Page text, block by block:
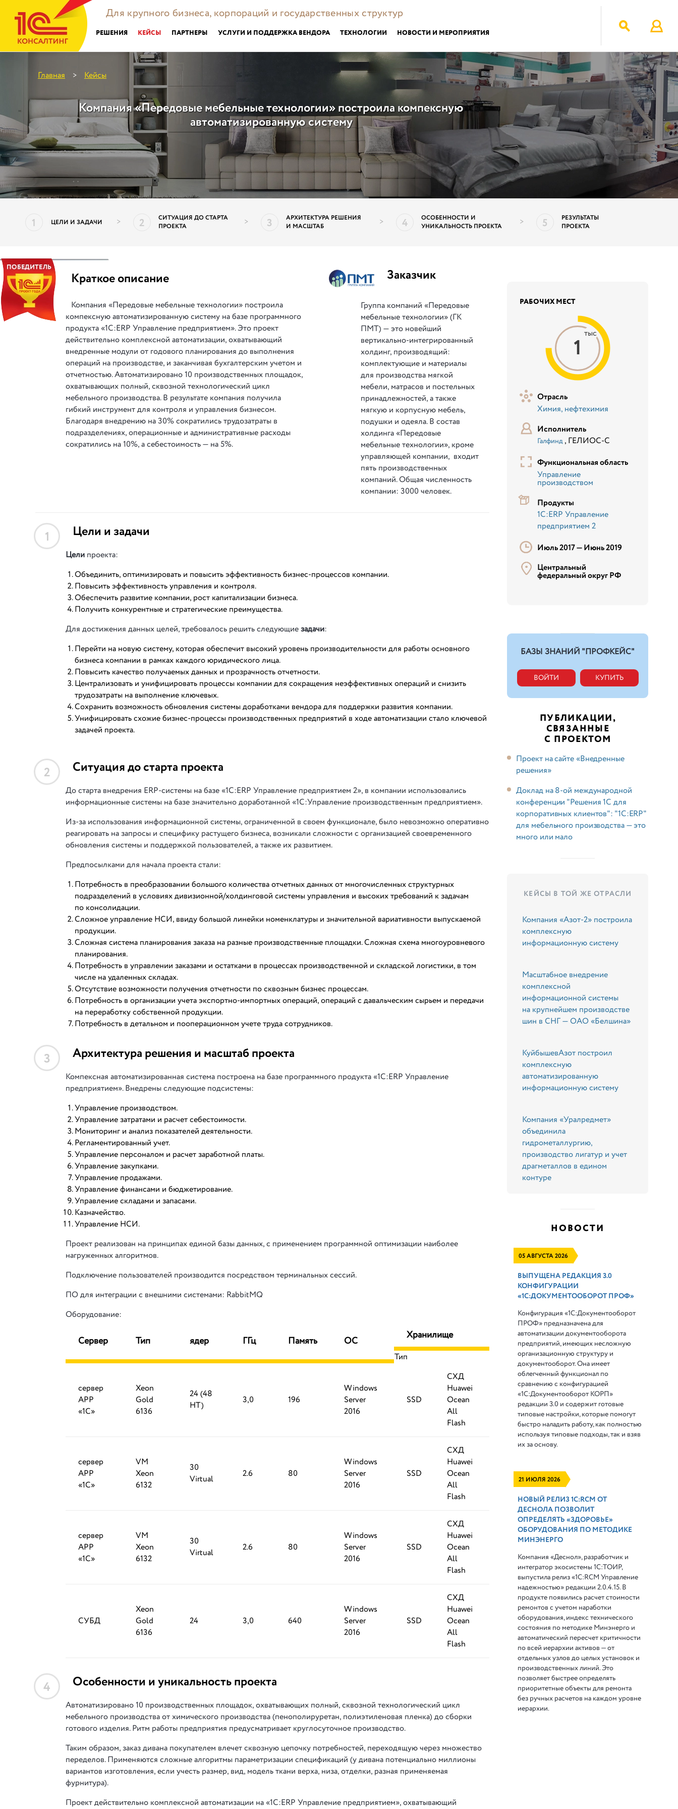
Для крупного бизнеса, корпораций и государственных структур
РЕШЕНИЯ КЕЙСЫ ПАРТНЕРЫ УСЛУГИ И ПОДДЕРЖКА ВЕНДОРА ТЕХНОЛОГИИ НОВОСТИ И МЕРОПРИЯТИЯ
Главная > Кейсы
Компания «Передовые мебельные технологии» построила компексную
автоматизированную систему
1 ЦЕЛИ И ЗАДАЧИ > 2
СИТУАЦИЯ ДО СТАРТА
ПРОЕКТА
> 3
АРХИТЕКТУРА РЕШЕНИЯ
И МАСШТАБ
> 4
ОСОБЕННОСТИ И
УНИКАЛЬНОСТЬ ПРОЕКТА
> 5
РЕЗУЛЬТАТЫ
ПРОЕКТА
|| Краткое описание
Компания «Передовые мебельные технологии» построила
компексную автоматизированную систему на базе программного
продукта «1С:ERP Управление предприятием». Это проект
действительно комплексной автоматизации, охватывающий
внедренные модули от годового планирования до выполнения
операций на производстве, и заканчивая бухгалтерским учетом и
отчетностью. Автоматизировано 10 производственных площадок,
охватывающих полный, сквозной технологический цикл
мебельного производства. В результате компания получила
гибкий инструмент для контроля и управления бизнесом.
Благодаря внедрению на 30% сократились трудозатраты в
подразделениях, операционные и административные расходы
сократились на 10%, а себестоимость — на 5%.
Заказчик
Группа компаний «Передовые
мебельные технологии» (ГК
ПМТ) — это новейший
вертикально-интегрированный
холдинг, производящий:
комплектующие и материалы
для производства мягкой
мебели, матрасов и постельных
принадлежностей, а также
мягкую и корпусную мебель,
подушки и одеяла. В состав
холдинга «Передовые
мебельные технологии», кроме
управляющей компании, входит
пять производственных
компаний. Общая численность
компании: 3000 человек.
1 Цели и задачи
Цели проекта:
Объединить, оптимизировать и повысить эффективность бизнес-процессов компании.
Повысить эффективность управления и контроля.
Обеспечить развитие компании, рост капитализации бизнеса.
Получить конкурентные и стратегические преимущества.
Для достижения данных целей, требовалось решить следующиезадачи:
Перейти на новую систему, которая обеспечит высокий уровень производительности для работы основного
бизнеса компании в рамках каждого юридического лица.
Повысить качество получаемых данных и прозрачность отчетности.
Централизовать и унифицировать процессы компании для сокращения неэффективных операций и снизить
трудозатраты на выполнение ключевых.
Сохранить возможность обновления системы доработками вендора для поддержки развития компании.
Унифицировать схожие бизнес-процессы производственных предприятий в ходе автоматизации стало ключевой
задачей проекта.
2 Ситуация до старта проекта
До старта внедрения ERP-системы на базе «1С:ERP Управление предприятием 2», в компании использовались
информационные системы на базе значительно доработанной «1С:Управление производственным предприятием».
Из-за использования информационной системы, ограниченной в своем функционале, было невозможно оперативно
реагировать на запросы и специфику растущего бизнеса, возникали сложности с организацией своевременного
обновления системы и поддержкой пользователей, а также их развитием.
Предпосылками для начала проекта стали:
Потребность в преобразовании большого количества отчетных данных от многочисленных структурных
подразделений в условиях дивизионной/холдинговой системы управления и высоких требований к задачам
по консолидации.
Сложное управление НСИ, ввиду большой линейки номенклатуры и значительной вариативности выпускаемой
продукции.
Сложная система планирования заказа на разные производственные площадки. Сложная схема многоуровневого
планирования.
Потребность в управлении заказами и остатками в процессах производственной и складской логистики, в том
числе на удаленных складах.
Отсутствие возможности получения отчетности по сквозным бизнес процессам.
Потребность в организации учета экспортно-импортных операций, операций с давальческим сырьем и передачи
на переработку собственной продукции.
Потребность в детальном и пооперационном учете труда сотрудников.
3 Архитектура решения и масштаб проекта
Компексная автоматизированная система построена на базе программного продукта «1С:ERP Управление
предприятием». Внедрены следующие подсистемы:
Управление производством.
Управление затратами и расчет себестоимости.
Мониторинг и анализ показателей деятельности.
Регламентированный учет.
Управление персоналом и расчет заработной платы.
Управление закупками.
Управление продажами.
Управление финансами и бюджетирование.
Управление складами и запасами.
Казначейство.
Управление НСИ.
Проект реализован на принципах единой базы данных, с применением программной оптимизации наиболее
нагруженных алгоритмов.
Подключение пользователей производится посредством терминальных сессий.
ПО для интеграции с внешними системами: RabbitMQ
Оборудование:
Сервер Тип ядер ГГц Память ОС Хранилище
Тип
сервер
APP
«1С»
Xeon
Gold
6136
24 (48
HT)
3,0 196
Windows
Server
2016
SSD
СХД
Huawei
Ocean
All
Flash
сервер
APP
«1С»
VM
Xeon
6132
30
Virtual
2.6 80
Windows
Server
2016
SSD
СХД
Huawei
Ocean
All
Flash
сервер
APP
«1С»
VM
Xeon
6132
30
Virtual
2.6 80
Windows
Server
2016
SSD
СХД
Huawei
Ocean
All
Flash
СУБД
Xeon
Gold
6136
24 3,0 640
Windows
Server
2016
SSD
СХД
Huawei
Ocean
All
Flash
4 Особенности и уникальность проекта
Автоматизировано 10 производственных площадок, охватывающих полный, сквозной технологический цикл
мебельного производства от химического производства (пенополируретан, полиэтиленовая пленка) до сборки
готового изделия. Ритм работы предприятия предусматривает круглосуточное производство.
Таким образом, заказ дивана покупателем влечет сквозную цепочку потребностей, переходящую через множество
переделов. Применяются сложные алгоритмы параметризации спецификаций (у дивана потенциально миллионы
вариантов изготовления, если учесть размер, вид, модель ткани верха, низа, отделки, разная применяемая
фурнитура).
Проект действительно комплексной автоматизации на «1С:ERP Управление предприятием», охватывающий
РАБОЧИХ МЕСТ
1
тыс
Отрасль
Химия, нефтехимия
Исполнитель
Галфинд , ГЕЛИОС-С
Функциональная область
Управление
производством
Продукты
1С:ERP Управление
предприятием 2
Июль 2017 —Июнь 2019
Центральный
федеральный округ РФ
БАЗЫ ЗНАНИЙ "ПРОФКЕЙС"
ВОЙТИ КУПИТЬ
ПУБЛИКАЦИИ,
СВЯЗАННЫЕ
С ПРОЕКТОМ
Проект на сайте «Внедренные
решения»
Доклад на 8-ой международной
конференции "Решения 1С для
корпоративных клиентов": "1С:ERP"
для мебельного производства — это
много или мало
КЕЙСЫ В ТОЙ ЖЕ ОТРАСЛИ
Компания «Азот-2» построила
комплексную
информационную систему
Масштабное внедрение
комплексной
информационной системы
на крупнейшем производстве
шин в СНГ — ОАО «Белшина»
КуйбышевАзот построил
комплексную
автоматизированную
информационную систему
Компания «Уралредмет»
объединила
гидрометаллургию,
производство лигатур и учет
драгметаллов в едином
контуре
НОВОСТИ
05 АВГУСТА 2026
ВЫПУЩЕНА РЕДАКЦИЯ 3.0
КОНФИГУРАЦИИ
«1С:ДОКУМЕНТООБОРОТ ПРОФ»
Конфигурация «1С:Документооборот
ПРОФ» предназначена для
автоматизации документооборота
предприятий, имеющих несложную
организационную структуру и
документооборот. Она имеет
облегченный функционал по
сравнению с конфигурацией
«1С:Документооборот КОРП»
редакции 3.0 и содержит готовые
типовые настройки, которые помогут
быстро наладить работу, как полностью
используя типовые подходы, так и взяв
их за основу.
21 ИЮЛЯ 2026
НОВЫЙ РЕЛИЗ 1С:RCM ОТ
ДЕСНОЛА ПОЗВОЛИТ
ОПРЕДЕЛЯТЬ «ЗДОРОВЬЕ»
ОБОРУДОВАНИЯ ПО МЕТОДИКЕ
МИНЭНЕРГО
Компания «Деснол», разработчик и
интегратор экосистемы 1С:ТОИР,
выпустила релиз «1С:RCM Управление
надежностью» редакции 2.0.4.15. В
продукте появились расчет стоимости
ремонтов с учетом наработки
оборудования, индекс технического
состояния по методике Минэнерго и
автоматический пересчет критичности
по всей иерархии активов — от
отдельных узлов до целых установок и
производственных линий. Это
позволяет быстрее определять
приоритетные объекты для ремонта
без ручных расчетов на каждом уровне
иерархии.